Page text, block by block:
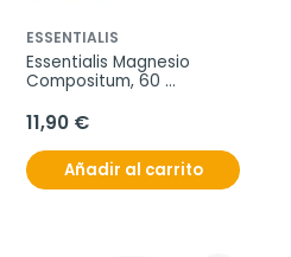
ESSENTIALIS
Essentialis Magnesio
Compositum, 60
11,90 €
Añadir al carrito